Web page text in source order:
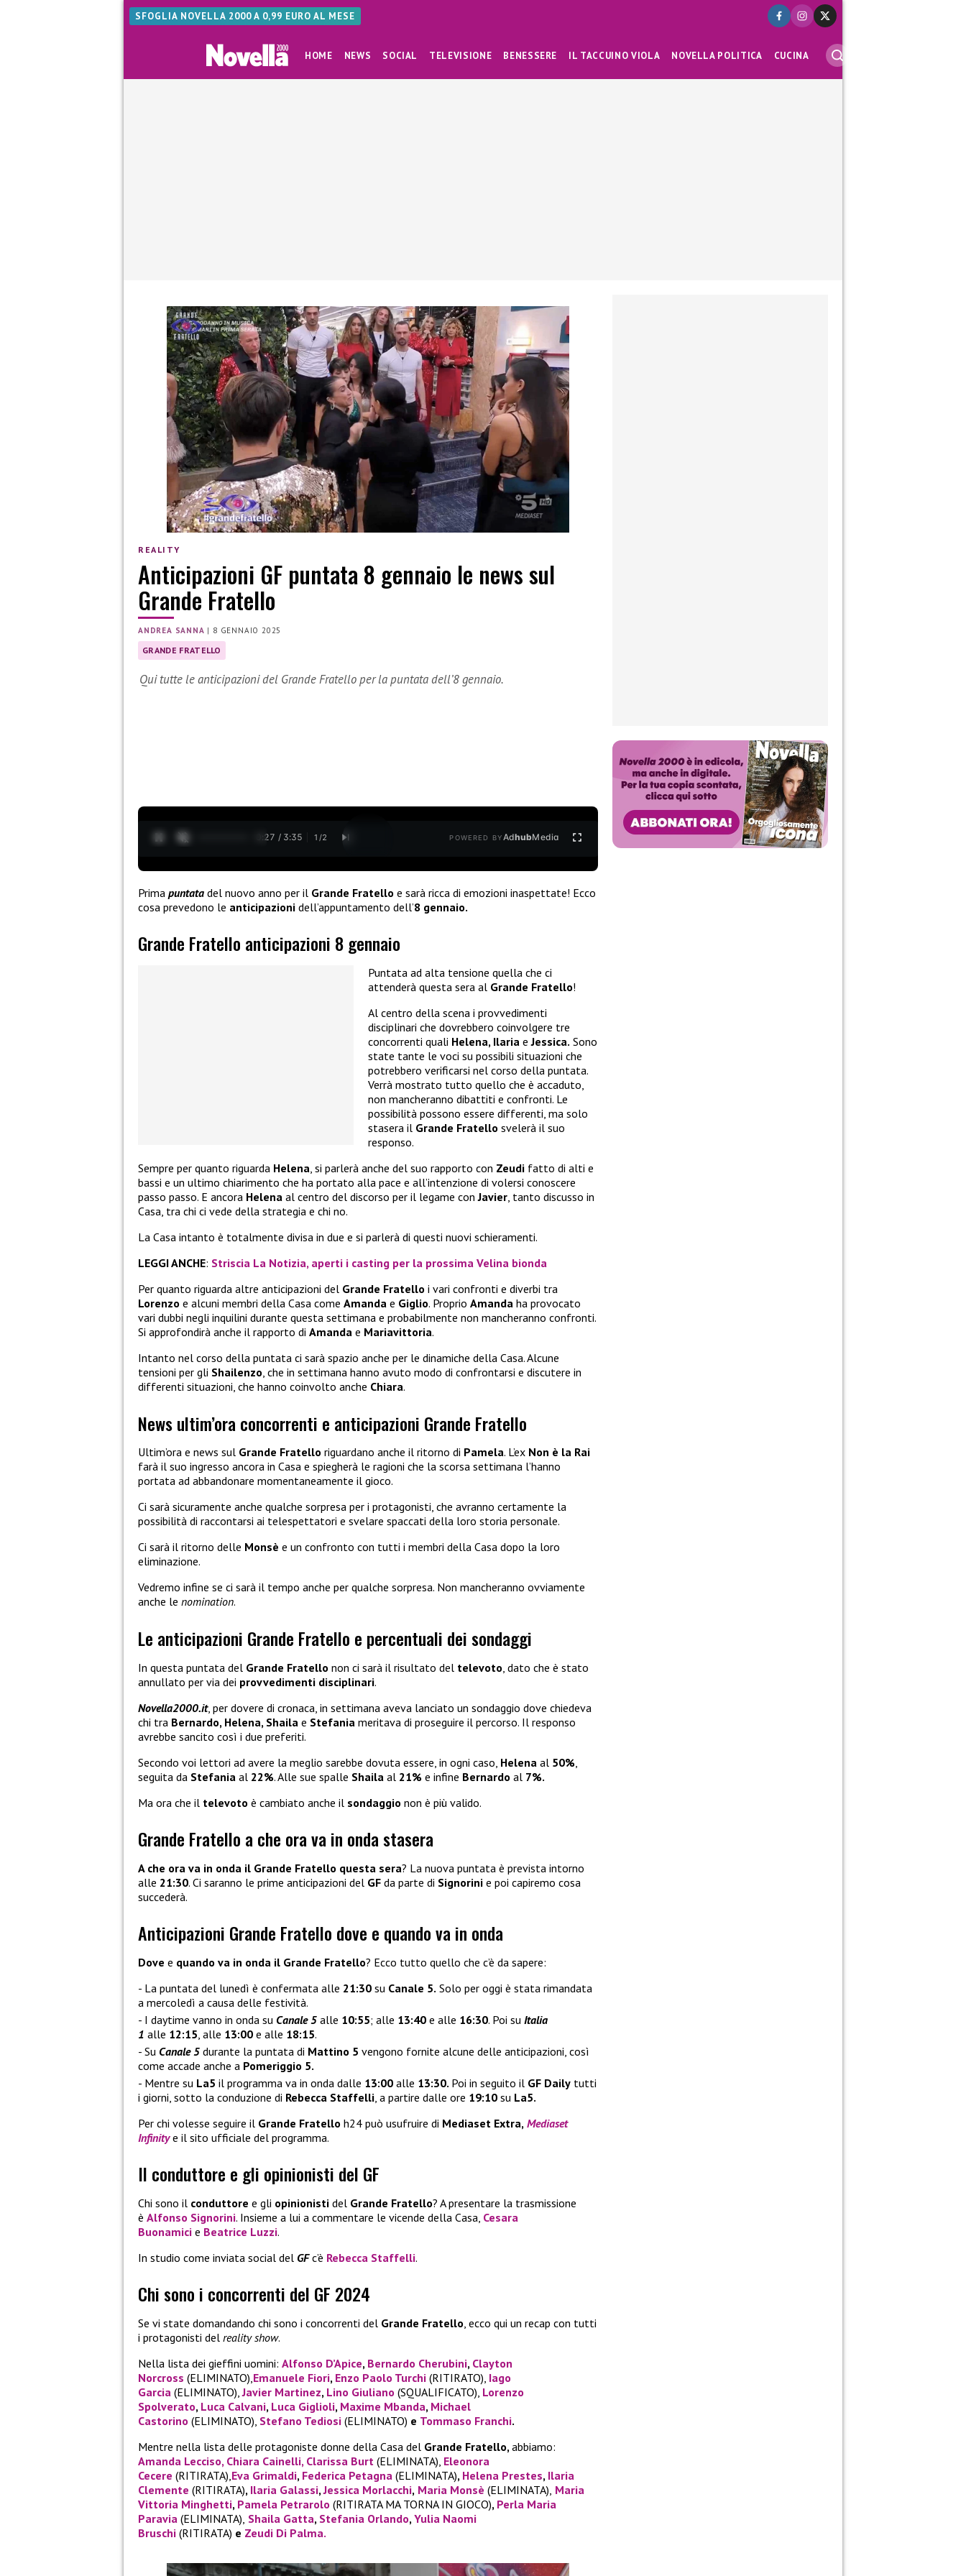
SFOGLIA NOVELLA 2000 A 0,99 EURO AL MESE
HOME NEWS SOCIAL TELEVISIONE BENESSERE IL TACCUINO VIOLA NOVELLA POLITICA CUCINA
REALITY
Anticipazioni GF puntata 8 gennaio le news sul
Grande Fratello
ANDREA SANNA | 8 GENNAIO 2025
GRANDE FRATELLO
Qui tutte le anticipazioni del Grande Fratello per la puntata dell’8 gennaio.
0:28 / 3:35 1 /2 POWERED BYAdhubMedia
Prima puntata del nuovo anno per il Grande Fratello e sarà ricca di emozioni inaspettate! Ecco
cosa prevedono le anticipazioni dell’appuntamento dell’8 gennaio.
Grande Fratello anticipazioni 8 gennaio
Puntata ad alta tensione quella che ci
attenderà questa sera al Grande Fratello!
Al centro della scena i provvedimenti
disciplinari che dovrebbero coinvolgere tre
concorrenti quali Helena, Ilaria eJessica. Sono
state tante le voci su possibili situazioni che
potrebbero verificarsi nel corso della puntata.
Verrà mostrato tutto quello che è accaduto,
non mancheranno dibattiti e confronti. Le
possibilità possono essere differenti, ma solo
stasera il Grande Fratello svelerà il suo
responso.
Sempre per quanto riguarda Helena, si parlerà anche del suo rapporto con Zeudi fatto di alti e
bassi e un ultimo chiarimento che ha portato alla pace e all’intenzione di volersi conoscere
passo passo. E ancora Helena al centro del discorso per il legame conJavier, tanto discusso in
Casa, tra chi ci vede della strategia e chi no.
La Casa intanto è totalmente divisa in due e si parlerà di questi nuovi schieramenti.
LEGGI ANCHE: Striscia La Notizia, aperti i casting per la prossima Velina bionda
Per quanto riguarda altre anticipazioni del Grande Fratello i vari confronti e diverbi tra
Lorenzo e alcuni membri della Casa come Amanda e Giglio. Proprio Amanda ha provocato
vari dubbi negli inquilini durante questa settimana e probabilmente non mancheranno confronti.
Si approfondirà anche il rapporto di Amanda e Mariavittoria.
Intanto nel corso della puntata ci sarà spazio anche per le dinamiche della Casa. Alcune
tensioni per gli Shailenzo, che in settimana hanno avuto modo di confrontarsi e discutere in
differenti situazioni, che hanno coinvolto anche Chiara.
News ultim’ora concorrenti e anticipazioni Grande Fratello
Ultim’ora e news sul Grande Fratello riguardano anche il ritorno di Pamela. L’ex Non è la Rai
farà il suo ingresso ancora in Casa e spiegherà le ragioni che la scorsa settimana l’hanno
portata ad abbandonare momentaneamente il gioco.
Ci sarà sicuramente anche qualche sorpresa per i protagonisti, che avranno certamente la
possibilità di raccontarsi ai telespettatori e svelare spaccati della loro storia personale.
Ci sarà il ritorno delle Monsè e un confronto con tutti i membri della Casa dopo la loro
eliminazione.
Vedremo infine se ci sarà il tempo anche per qualche sorpresa. Non mancheranno ovviamente
anche le nomination.
Le anticipazioni Grande Fratello e percentuali dei sondaggi
In questa puntata del Grande Fratello non ci sarà il risultato del televoto , dato che è stato
annullato per via dei provvedimenti disciplinari.
Novella2000.it, per dovere di cronaca, in settimana aveva lanciato un sondaggio dove chiedeva
chi tra Bernardo, Helena, Shaila e Stefania meritava di proseguire il percorso. Il responso
avrebbe sancito così i due preferiti.
Secondo voi lettori ad avere la meglio sarebbe dovuta essere, in ogni caso, Helena al 50%
seguita da Stefania al 22%. Alle sue spalle Shaila al 21% e infine Bernardo al 7%.
Ma ora che il televoto è cambiato anche il sondaggio non è più valido.
Grande Fratello a che ora va in onda stasera
A che ora va in onda il Grande Fratello questa sera? La nuova puntata è prevista intorno
alle 21:30. Ci saranno le prime anticipazioni del GF da parte di Signorini e poi capiremo cosa
succederà.
Anticipazioni Grande Fratello dove e quando va in onda
Dove e quando va in onda il Grande Fratello? Ecco tutto quello che c’è da sapere:
La puntata del lunedì è confermata alle 21:30 su Canale 5. Solo per oggi è stata rimandata
a mercoledì a causa delle festività.
I daytime vanno in onda su Canale 5 alle 10:55; alle 13:40 e alle 16:30. Poi su Italia
1 alle 12:15 , alle 13:00 e alle 18:15.
Su Canale 5 durante la puntata di Mattino 5 vengono fornite alcune delle anticipazioni, così
come accade anche a Pomeriggio 5.
Mentre su La5 il programma va in onda dalle 13:00 alle 13:30. Poi in seguito il GF Daily tutti
i giorni, sotto la conduzione di Rebecca Staffelli , a partire dalle ore 19:10 su La5.
Per chi volesse seguire il Grande Fratello h24 può usufruire di Mediaset Extra, Mediaset
Infinitye il sito ufficiale del programma.
Il conduttore e gli opinionisti del GF
Chi sono il conduttore e gli opinionisti del Grande Fratello? A presentare la trasmissione
è Alfonso Signorini. Insieme a lui a commentare le vicende della Casa, Cesara
Buonamici e Beatrice Luzzi.
In studio come inviata social del GFc’è Rebecca Staffelli.
Chi sono i concorrenti del GF 2024
Se vi state domandando chi sono i concorrenti del Grande Fratello, ecco qui un recap con tutti
i protagonisti del reality show.
Nella lista dei gieffini uomini: Alfonso D’Apice, Bernardo Cherubini, Clayton
Norcross (ELIMINATO),Emanuele Fiori, Enzo Paolo Turchi (RITIRATO), Iago
Garcia (ELIMINATO),Javier Martinez, Lino Giuliano (SQUALIFICATO), Lorenzo
Spolverato, Luca Calvani, Luca Giglioli, Maxime Mbanda, Michael
Castorino (ELIMINATO), Stefano Tediosi (ELIMINATO) e Tommaso Franchi.
Mentre nella lista delle protagoniste donne della Casa del Grande Fratello,abbiamo:
Amanda Lecciso,Chiara Cainelli, Clarissa Burt (ELIMINATA), Eleonora
Cecere (RITIRATA),Eva Grimaldi, Federica Petagna (ELIMINATA), Helena Prestes, Ilaria
Clemente (RITIRATA), Ilaria Galassi,Jessica Morlacchi, Maria Monsè (ELIMINATA), Maria
Vittoria Minghetti, Pamela Petrarolo (RITIRATA MA TORNA IN GIOCO), Perla Maria
Paravia (ELIMINATA), Shaila Gatta, Stefania Orlando,Yulia Naomi
Bruschi (RITIRATA) e Zeudi Di Palma.